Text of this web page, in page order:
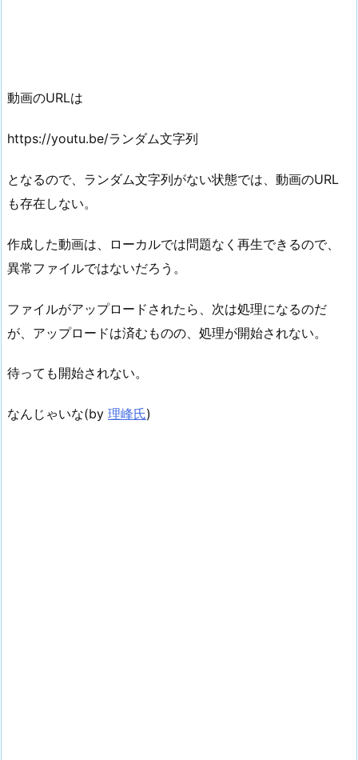
動画のURLは
https://youtu.be/ランダム文字列
となるので、ランダム文字列がない状態では、動画のURL
も存在しない。
作成した動画は、ローカルでは問題なく再生できるので、
異常ファイルではないだろう。
ファイルがアップロードされたら、次は処理になるのだ
が、アップロードは済むものの、処理が開始されない。
待っても開始されない。
なんじゃいな(by 理峰氏)